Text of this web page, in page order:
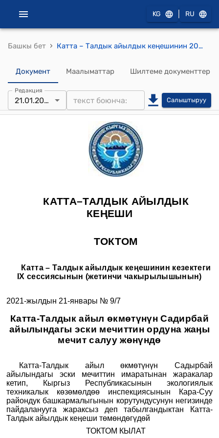
KG RU
Башкы бет › Катта – Талдык айылдык кеңешинин 2021-жылдын 21-январындагы № 9/7 "Катта-Талдык айыл өкмөтүнүн Садирбай айылындагы эски мечиттин ордуна жаӊы мечит салуу жөнүндө" токтому
Документ Маалыматтар Шилтеме документтер
Редакция
21.01.2022 Салыштыруу